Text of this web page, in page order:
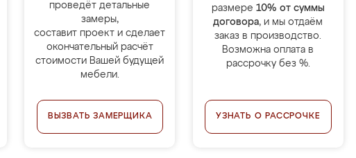
проведёт детальные
замеры,
составит проект и сделает
окончательный расчёт
стоимости Вашей будущей
мебели.
ВЫЗВАТЬ ЗАМЕРЩИКА
размере 10% от суммы
договора, и мы отдаём
заказ в производство.
Возможна оплата в
рассрочку без %.
УЗНАТЬ О РАССРОЧКЕ